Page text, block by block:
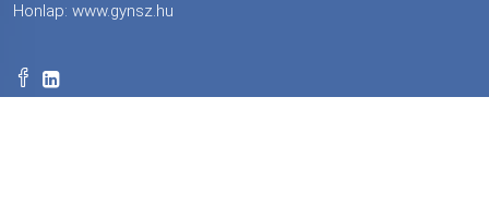
Honlap: www.gynsz.hu